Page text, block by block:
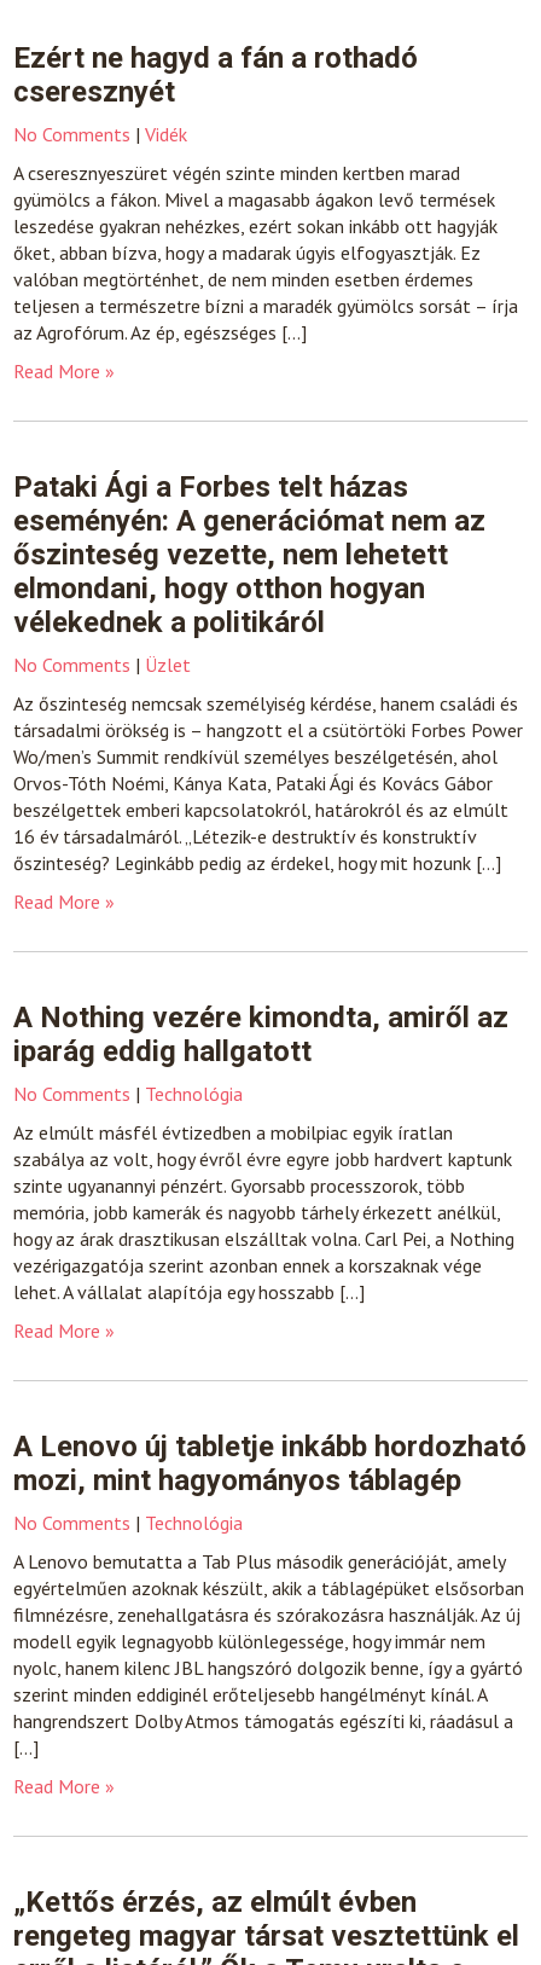
Ezért ne hagyd a fán a rothadó
cseresznyét
No Comments |Vidék
A cseresznyeszüret végén szinte minden kertben marad
gyümölcs a fákon. Mivel a magasabb ágakon levő termések
leszedése gyakran nehézkes, ezért sokan inkább ott hagyják
őket, abban bízva, hogy a madarak úgyis elfogyasztják. Ez
valóban megtörténhet, de nem minden esetben érdemes
teljesen a természetre bízni a maradék gyümölcs sorsát – írja
az Agrofórum. Az ép, egészséges […]
Read More »
Pataki Ági a Forbes telt házas
eseményén: A generációmat nem az
őszinteség vezette, nem lehetett
elmondani, hogy otthon hogyan
vélekednek a politikáról
No Comments | Üzlet
Az őszinteség nemcsak személyiség kérdése, hanem családi és
társadalmi örökség is – hangzott el a csütörtöki Forbes Power
Wo/men’s Summit rendkívül személyes beszélgetésén, ahol
Orvos-Tóth Noémi, Kánya Kata, Pataki Ági és Kovács Gábor
beszélgettek emberi kapcsolatokról, határokról és az elmúlt
16 év társadalmáról. „Létezik-e destruktív és konstruktív
őszinteség? Leginkább pedig az érdekel, hogy mit hozunk […]
Read More »
A Nothing vezére kimondta, amiről az
iparág eddig hallgatott
No Comments | Technológia
Az elmúlt másfél évtizedben a mobilpiac egyik íratlan
szabálya az volt, hogy évről évre egyre jobb hardvert kaptunk
szinte ugyanannyi pénzért. Gyorsabb processzorok, több
memória, jobb kamerák és nagyobb tárhely érkezett anélkül,
hogy az árak drasztikusan elszálltak volna. Carl Pei, a Nothing
vezérigazgatója szerint azonban ennek a korszaknak vége
lehet. A vállalat alapítója egy hosszabb […]
Read More »
A Lenovo új tabletje inkább hordozható
mozi, mint hagyományos táblagép
No Comments | Technológia
A Lenovo bemutatta a Tab Plus második generációját, amely
egyértelműen azoknak készült, akik a táblagépüket elsősorban
filmnézésre, zenehallgatásra és szórakozásra használják. Az új
modell egyik legnagyobb különlegessége, hogy immár nem
nyolc, hanem kilenc JBL hangszóró dolgozik benne, így a gyártó
szerint minden eddiginél erőteljesebb hangélményt kínál. A
hangrendszert Dolby Atmos támogatás egészíti ki, ráadásul a
[…]
Read More »
„Kettős érzés, az elmúlt évben
rengeteg magyar társat vesztettünk el